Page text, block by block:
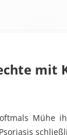
mit
Mühe